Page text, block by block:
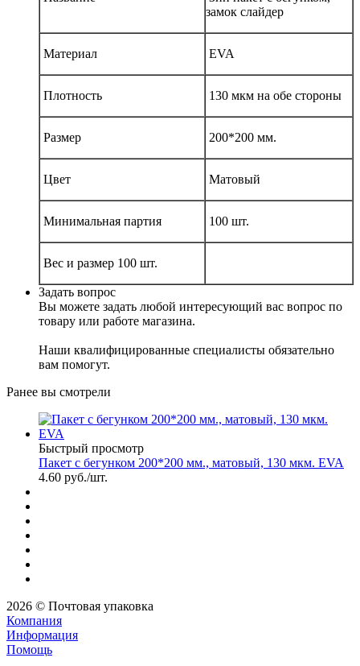
замок слайдер
Материал EVA
Плотность 130 мкм на обе стороны
Размер 200*200 мм.
Цвет Матовый
Минимальная партия 100 шт.
Вес и размер 100 шт.
Задать вопрос
Вы можете задать любой интересующий вас вопрос по
товару или работе магазина.
Наши квалифицированные специалисты обязательно
вам помогут.
Ранее вы смотрели
Быстрый просмотр
Пакет с бегунком 200*200 мм., матовый, 130 мкм. EVA
4.60 руб./шт.
2026 © Почтовая упаковка
Компания
Информация
Помощь